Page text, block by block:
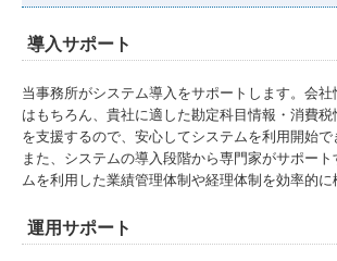
導入サポート
当事務所がシステム導入をサポートします。会
はもちろん、貴社に適した勘定科目情報・消費
を支援するので、安心してシステムを利用開始で
また、システムの導入段階から専門家がサポー
ムを利用した業績管理体制や経理体制を効率的に
運用サポート